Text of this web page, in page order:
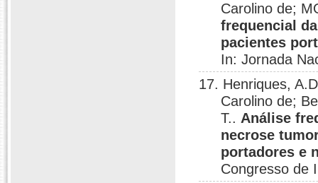
Carolino de;
frequencial
pacientes
In: Jornada
17. Henriques,
Carolino de;
T.. Análise
necrose
portadores e
Congresso de